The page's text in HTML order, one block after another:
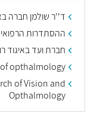
ד''ר שולמן חברה
ההסתדרות
חברת ועד באיגוד
opthalmology
of Vision and
Opthalmology